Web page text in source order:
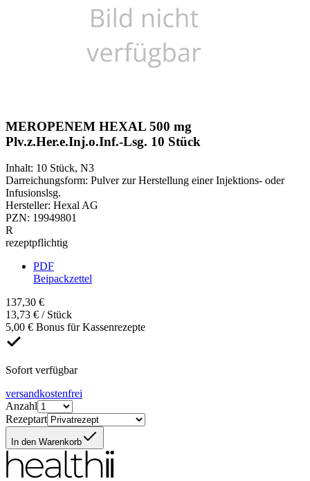
MEROPENEM HEXAL 500 mg
Plv.z.Her.e.Inj.o.Inf.-Lsg. 10 Stück
Inhalt: 10 Stück, N3
Darreichungsform: Pulver zur Herstellung einer Injektions- oder
Infusionslsg.
Hersteller: Hexal AG
PZN: 19949801
R
rezeptpflichtig
PDF
Beipackzettel
137,30 €
13,73 € / Stück
5,00 € Bonus für Kassenrezepte
Sofort verfügbar
versandkostenfrei
Anzahl
Rezeptart
In den Warenkorb